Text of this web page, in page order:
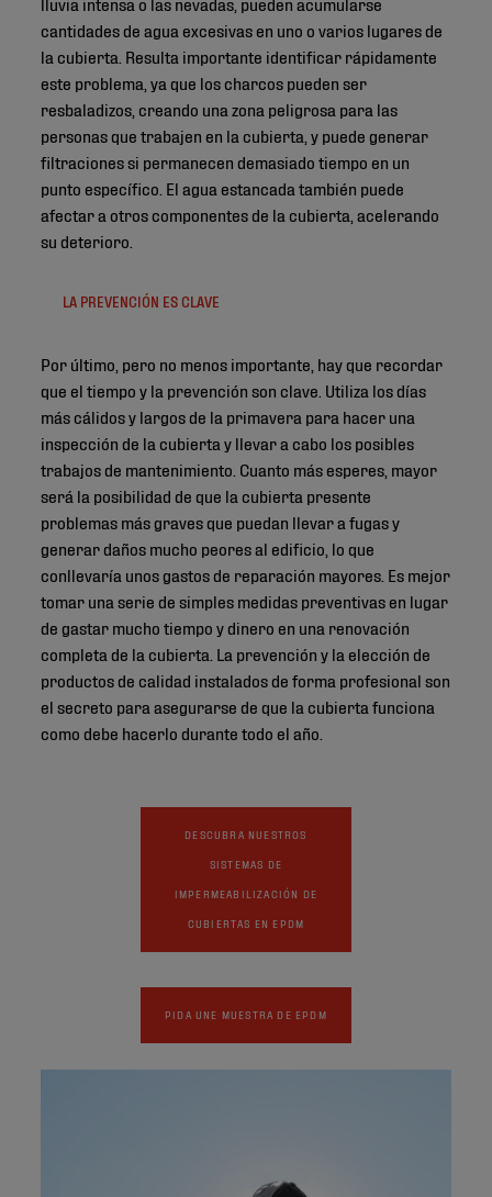
cantidades de agua excesivas en uno o varios lugares de
la cubierta. Resulta importante identificar rápidamente
este problema, ya que los charcos pueden ser
resbaladizos, creando una zona peligrosa para las
personas que trabajen en la cubierta, y puede generar
filtraciones si permanecen demasiado tiempo en un
punto específico. El agua estancada también puede
afectar a otros componentes de la cubierta, acelerando
su deterioro.
LA PREVENCIÓN ES CLAVE
Por último, pero no menos importante, hay que recordar
que el tiempo y la prevención son clave. Utiliza los días
más cálidos y largos de la primavera para hacer una
inspección de la cubierta y llevar a cabo los posibles
trabajos de mantenimiento. Cuanto más esperes, mayor
será la posibilidad de que la cubierta presente
problemas más graves que puedan llevar a fugas y
generar daños mucho peores al edificio, lo que
conllevaría unos gastos de reparación mayores. Es mejor
tomar una serie de simples medidas preventivas en lugar
de gastar mucho tiempo y dinero en una renovación
completa de la cubierta. La prevención y la elección de
productos de calidad instalados de forma profesional son
el secreto para asegurarse de que la cubierta funciona
como debe hacerlo durante todo el año.
DESCUBRA NUESTROS
SISTEMAS DE
IMPERMEABILIZACIÓN DE
CUBIERTAS EN EPDM
PIDA UNE MUESTRA DE EPDM